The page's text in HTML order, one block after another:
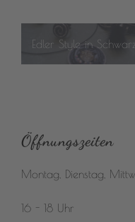
Edler Style in Schwarz
Öffnungszeiten
Montag, Dienstag,
16 - 18 Uhr